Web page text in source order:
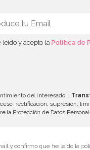
leído y acepto la Política de
del interesado. |
rectificación, supresión,
la Protección de Datos
y confirmo que he leído la